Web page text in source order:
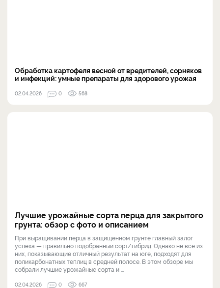
Обработка картофеля весной от вредителей, сорняков
и инфекций: умные препараты для здорового урожая
02.04.2026 0 568
Лучшие урожайные сорта перца для закрытого
грунта: обзор с фото и описанием
При выращивании перца в защищенном грунте главный залог
успеха — правильно подобранный сорт/гибрид. Однако не все из
них, показывающие отличный результат на юге, подходят для
поликарбонатных теплиц в средней полосе. В этом обзоре мы
собрали лучшие урожайные сорта и ...
02.04.2026 0 667